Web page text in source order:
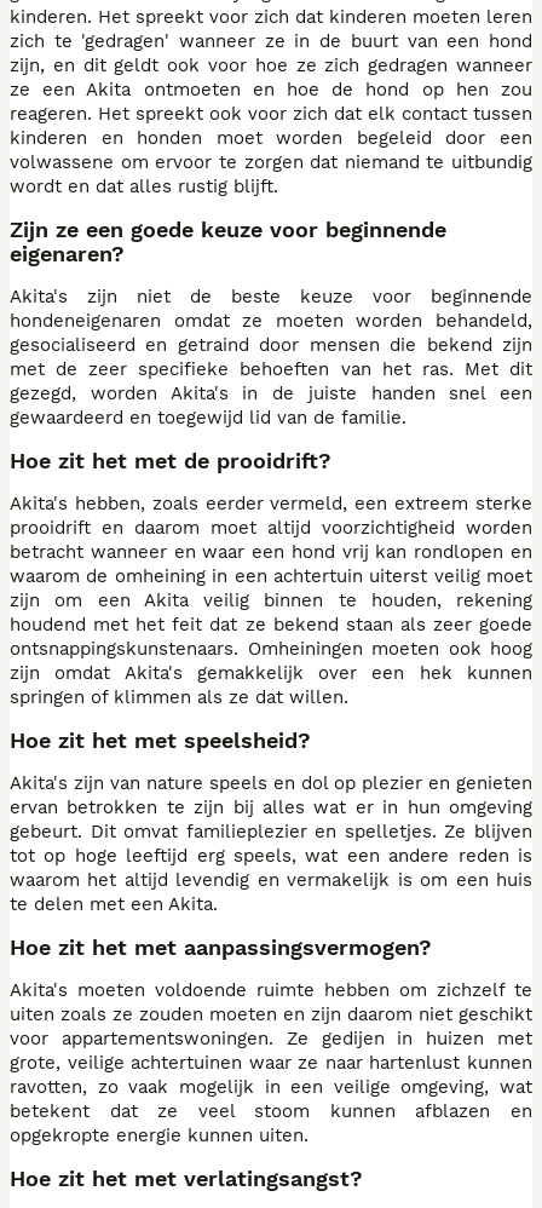
kinderen. Het spreekt voor zich dat kinderen moeten leren
zich te 'gedragen' wanneer ze in de buurt van een hond
zijn, en dit geldt ook voor hoe ze zich gedragen wanneer
ze een Akita ontmoeten en hoe de hond op hen zou
reageren. Het spreekt ook voor zich dat elk contact tussen
kinderen en honden moet worden begeleid door een
volwassene om ervoor te zorgen dat niemand te uitbundig
wordt en dat alles rustig blijft.
Zijn ze een goede keuze voor beginnende
eigenaren?
Akita's zijn niet de beste keuze voor beginnende
hondeneigenaren omdat ze moeten worden behandeld,
gesocialiseerd en getraind door mensen die bekend zijn
met de zeer specifieke behoeften van het ras. Met dit
gezegd, worden Akita's in de juiste handen snel een
gewaardeerd en toegewijd lid van de familie.
Hoe zit het met de prooidrift?
Akita's hebben, zoals eerder vermeld, een extreem sterke
prooidrift en daarom moet altijd voorzichtigheid worden
betracht wanneer en waar een hond vrij kan rondlopen en
waarom de omheining in een achtertuin uiterst veilig moet
zijn om een Akita veilig binnen te houden, rekening
houdend met het feit dat ze bekend staan als zeer goede
ontsnappingskunstenaars. Omheiningen moeten ook hoog
zijn omdat Akita's gemakkelijk over een hek kunnen
springen of klimmen als ze dat willen.
Hoe zit het met speelsheid?
Akita's zijn van nature speels en dol op plezier en genieten
ervan betrokken te zijn bij alles wat er in hun omgeving
gebeurt. Dit omvat familieplezier en spelletjes. Ze blijven
tot op hoge leeftijd erg speels, wat een andere reden is
waarom het altijd levendig en vermakelijk is om een huis
te delen met een Akita.
Hoe zit het met aanpassingsvermogen?
Akita's moeten voldoende ruimte hebben om zichzelf te
uiten zoals ze zouden moeten en zijn daarom niet geschikt
voor appartementswoningen. Ze gedijen in huizen met
grote, veilige achtertuinen waar ze naar hartenlust kunnen
ravotten, zo vaak mogelijk in een veilige omgeving, wat
betekent dat ze veel stoom kunnen afblazen en
opgekropte energie kunnen uiten.
Hoe zit het met verlatingsangst?